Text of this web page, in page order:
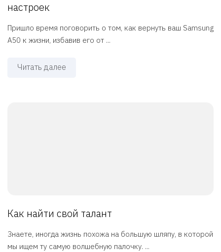
настроек
Пришло время поговорить о том, как вернуть ваш Samsung
A50 к жизни, избавив его от ...
Читать далее
Как найти свой талант
Знаете, иногда жизнь похожа на большую шляпу, в которой
мы ищем ту самую волшебную палочку. ...